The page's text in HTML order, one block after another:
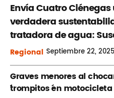
Envía Cuatro
verdadera
tratadora de agua:
Regional Septiembre22, 2025
Graves menores al
´trompitos ´en motocicleta